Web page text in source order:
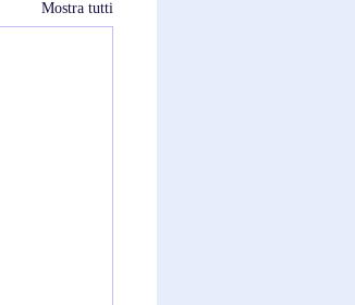
Mostra tutti